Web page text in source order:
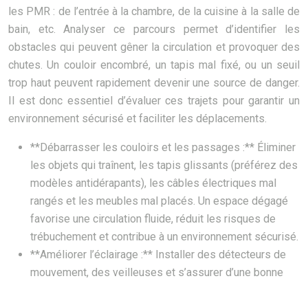
les PMR : de l’entrée à la chambre, de la cuisine à la salle de
bain, etc. Analyser ce parcours permet d’identifier les
obstacles qui peuvent gêner la circulation et provoquer des
chutes. Un couloir encombré, un tapis mal fixé, ou un seuil
trop haut peuvent rapidement devenir une source de danger.
Il est donc essentiel d’évaluer ces trajets pour garantir un
environnement sécurisé et faciliter les déplacements.
**Débarrasser les couloirs et les passages :** Éliminer
les objets qui traînent, les tapis glissants (préférez des
modèles antidérapants), les câbles électriques mal
rangés et les meubles mal placés. Un espace dégagé
favorise une circulation fluide, réduit les risques de
trébuchement et contribue à un environnement sécurisé.
**Améliorer l’éclairage :** Installer des détecteurs de
mouvement, des veilleuses et s’assurer d’une bonne